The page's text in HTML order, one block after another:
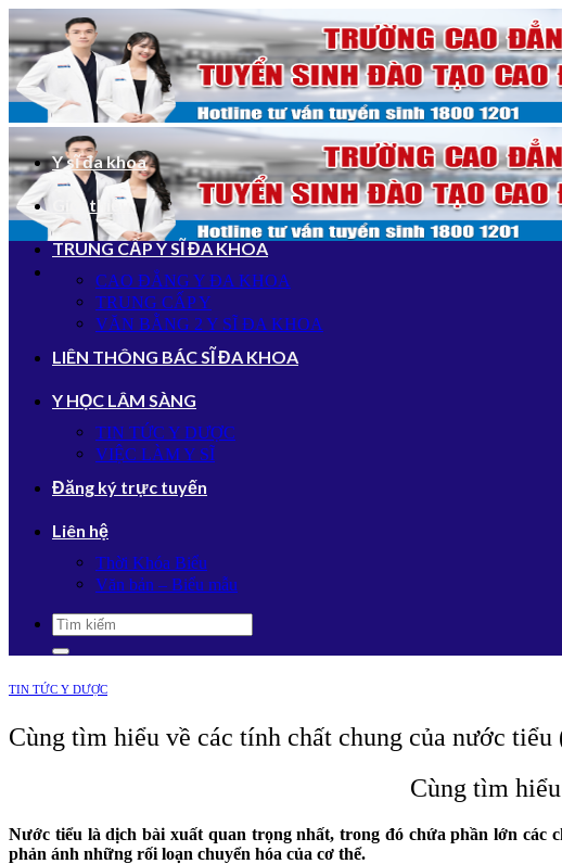
Bỏ
qua
nội
dung
Y sĩ đa khoa
Giới thiệu
TRUNG CẤP Y SĨ ĐA KHOA
CAO ĐẲNG Y ĐA KHOA
TRUNG CẤP Y
VĂN BẰNG 2 Y SĨ ĐA KHOA
LIÊN THÔNG BÁC SĨ ĐA KHOA
Y HỌC LÂM SÀNG
TIN TỨC Y DƯỢC
VIỆC LÀM Y SĨ
Đăng ký trực tuyến
Liên hệ
Thời Khóa Biểu
Văn bản – Biểu mẫu
TIN TỨC Y DƯỢC
Cùng tìm hiểu về các tính chất chung của nước tiểu
Cùng tìm
Nước tiểu là dịch bài xuất quan trọng nhất, trong đó chứa phần lớn các
phản ánh những rối loạn chuyển hóa của cơ thể.